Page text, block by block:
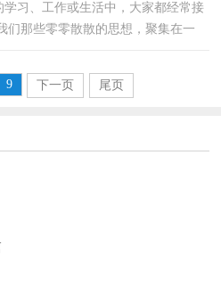
习、工作或生活中，大家都经常接
们那些零零散散的思想，聚集在一
9 下一页 尾页